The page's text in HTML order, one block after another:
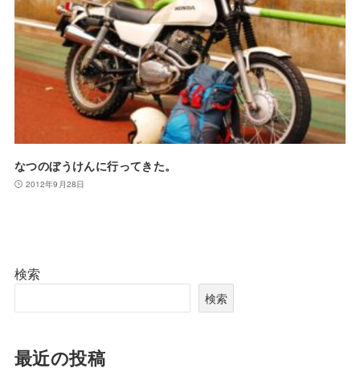
なつのぼうけんに行ってきた。
2012年9月28日
検索
検索
最近の投稿